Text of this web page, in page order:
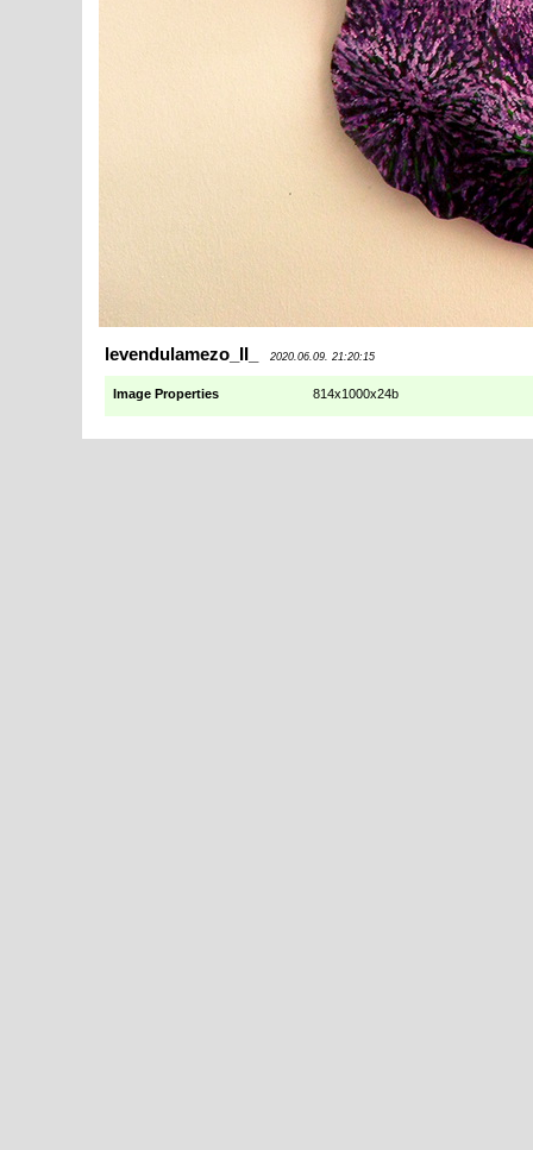
levendulamezo_II_ 2020.06.09. 21:20:15
Image Properties 814x1000x24b